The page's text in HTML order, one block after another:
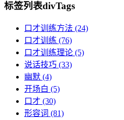
标签列表divTags
口才训练方法 (24)
口才训练 (76)
口才训练理论 (5)
说话技巧 (33)
幽默 (4)
开场白 (5)
口才 (30)
形容词 (81)